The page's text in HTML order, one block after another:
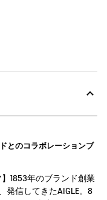
とのコラボレーションブ
】1853年のブランド創業
発信してきたAIGLE。8